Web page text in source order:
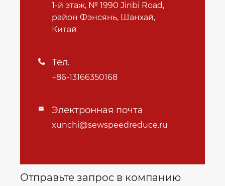
1-й этаж, № 1990 Jinbi Road,
район Фэнсянь, Шанхай,
Китай
 Тел.
+86-13166350168
 Электронная почта
xunchi@sewspeedreduce.ru
Отправьте запрос в компанию